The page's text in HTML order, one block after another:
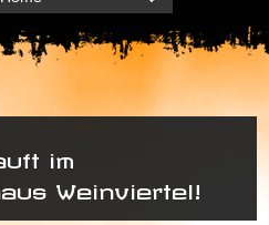
im
Weinviertel!